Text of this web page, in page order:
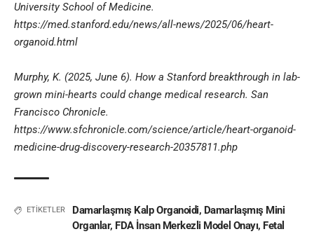
University School of Medicine.
https://med.stanford.edu/news/all-news/2025/06/heart-
organoid.html
Murphy, K. (2025, June 6). How a Stanford breakthrough in lab-
grown mini-hearts could change medical research. San
Francisco Chronicle.
https://www.sfchronicle.com/science/article/heart-organoid-
medicine-drug-discovery-research-20357811.php
ETİKETLER Damarlaşmış Kalp Organoidi, Damarlaşmış Mini
Organlar, FDA İnsan Merkezli Model Onayı, Fetal